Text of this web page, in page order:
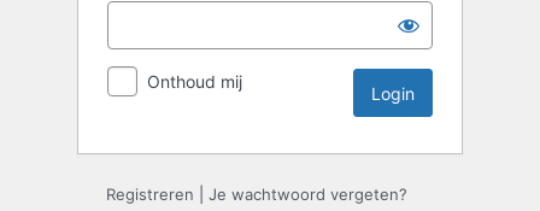
Onthoud mij
Registreren Je wachtwoord vergeten?